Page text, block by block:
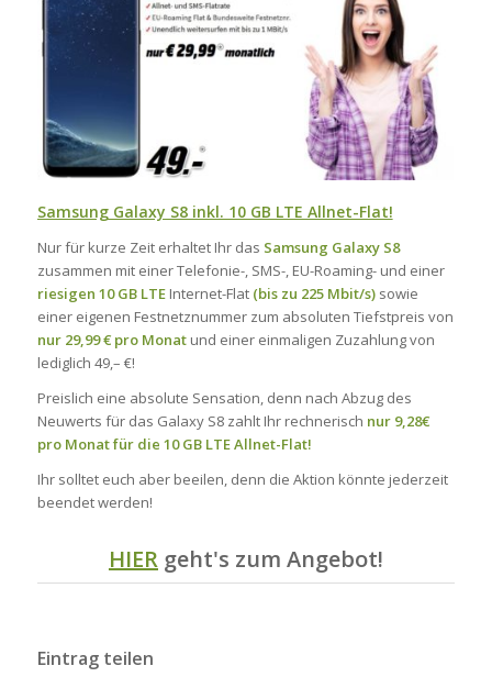
Samsung Galaxy S8 inkl. 10 GB LTE Allnet-Flat!
Nur für kurze Zeit erhaltet Ihr das Samsung Galaxy S8
zusammen mit einer Telefonie-, SMS-, EU-Roaming- und einer
riesigen 10 GB LTEInternet-Flat (bis zu 225 Mbit/s)sowie
einer eigenen Festnetznummer zum absoluten Tiefstpreis von
nur 29,99 € pro Monatund einer einmaligen Zuzahlung von
lediglich 49,– €!
Preislich eine absolute Sensation, denn nach Abzug des
Neuwerts für das Galaxy S8 zahlt Ihr rechnerisch nur 9,28€
pro Monat für die 10 GB LTE Allnet-Flat!
Ihr solltet euch aber beeilen, denn die Aktion könnte jederzeit
beendet werden!
HIERgeht's zum Angebot!
Eintrag teilen